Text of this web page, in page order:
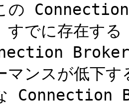
の
すでに存在す
Broker
マンスが低下
Connection